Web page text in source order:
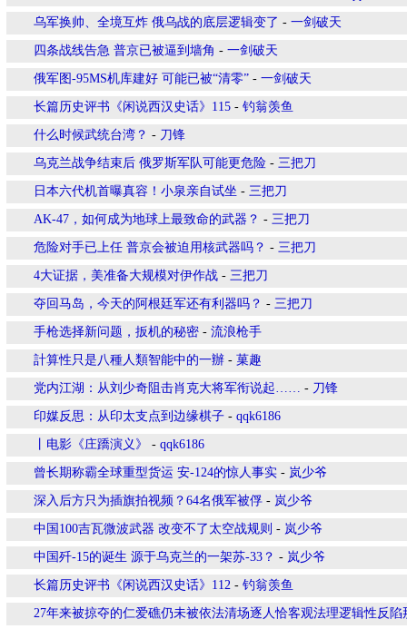
乌军换帅、全境互炸 俄乌战的底层逻辑变了 - 一剑破天
四条战线告急 普京已被逼到墙角 - 一剑破天
俄军图-95MS机库建好 可能已被“清零” - 一剑破天
长篇历史评书《闲说西汉史话》115 - 钓翁羡鱼
什么时候武统台湾？ - 刀锋
乌克兰战争结束后 俄罗斯军队可能更危险 - 三把刀
日本六代机首曝真容！小泉亲自试坐 - 三把刀
AK-47，如何成为地球上最致命的武器？ - 三把刀
危险对手已上任 普京会被迫用核武器吗？ - 三把刀
4大证据，美准备大规模对伊作战 - 三把刀
夺回马岛，今天的阿根廷军还有利器吗？ - 三把刀
手枪选择新问题，扳机的秘密 - 流浪枪手
計算性只是八種人類智能中的一辦 - 菓趣
党内江湖：从刘少奇阻击肖克大将军衔说起…… - 刀锋
印媒反思：从印太支点到边缘棋子 - qqk6186
丨电影《庄蹻演义》 - qqk6186
曾长期称霸全球重型货运 安-124的惊人事实 - 岚少爷
深入后方只为插旗拍视频？64名俄军被俘 - 岚少爷
中国100吉瓦微波武器 改变不了太空战规则 - 岚少爷
中国歼-15的诞生 源于乌克兰的一架苏-33？ - 岚少爷
长篇历史评书《闲说西汉史话》112 - 钓翁羡鱼
27年来被掠夺的仁爱礁仍未被依法清场逐人恰客观法理逻辑性反